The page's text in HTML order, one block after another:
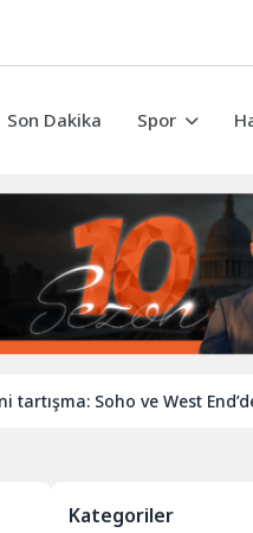
Son Dakika Spor
Soho ve West End’de
Kategoriler